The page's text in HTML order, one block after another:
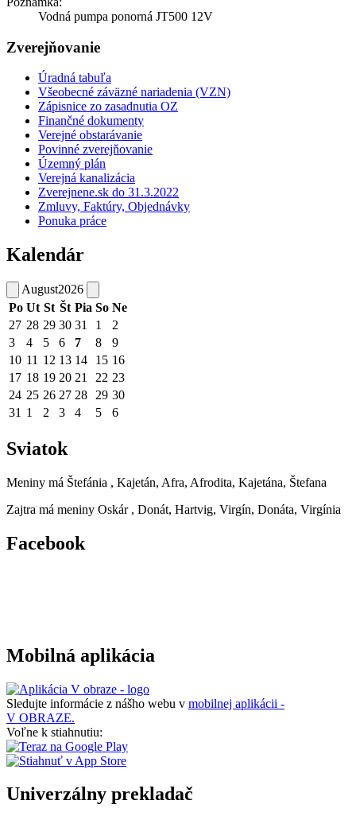
Vodná pumpa ponorná JT500 12V
Zverejňovanie
Úradná tabuľa
Všeobecné záväzné nariadenia (VZN)
Zápisnice zo zasadnutia OZ
Finančné dokumenty
Verejné obstarávanie
Povinné zverejňovanie
Územný plán
Verejná kanalizácia
Zverejnene.sk do 31.3.2022
Zmluvy, Faktúry, Objednávky
Ponuka práce
Kalendár
August2026
Po Ut St Št Pia So Ne
27 28 29 30 31 1
2
3
4 5 6 7 8
9
10 11 12 13 14 15 16
17 18 19 20 21 22 23
24 25 26 27 28 29 30
31 1 2 3 4 5 6
Sviatok
Meniny má Štefánia , Kajetán, Afra, Afrodita, Kajetána, Štefana
Zajtra má meniny Oskár , Donát, Hartvig, Virgín, Donáta, Virgínia
Facebook
Mobilná aplikácia
Sledujte informácie z nášho webu v mobilnej aplikácii -
V OBRAZE.
Voľne k stiahnutiu:
Univerzálny prekladač